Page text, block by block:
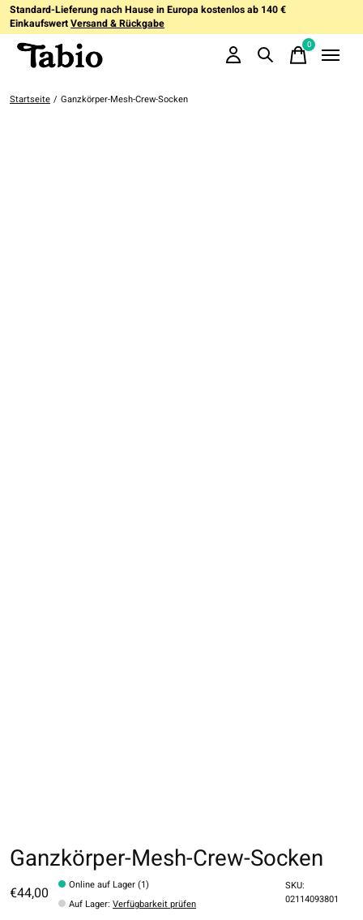
Standard-Lieferung nach Hause in Europa kostenlos ab 140 €
EinkaufswertVersand & Rückgabe
0items
Startseite / Ganzkörper-Mesh-Crew-Socken
Ganzkörper-Mesh-Crew-Socken
€44,00
Online auf Lager (1)
Auf Lager:Verfügbarkeit prüfen
SKU:
02114093801